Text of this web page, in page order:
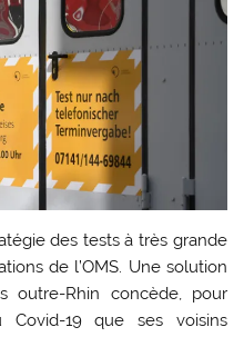
des tests à très grande
de l’OMS. Une solution
outre-Rhin concède, pour
Covid-19 que ses voisins